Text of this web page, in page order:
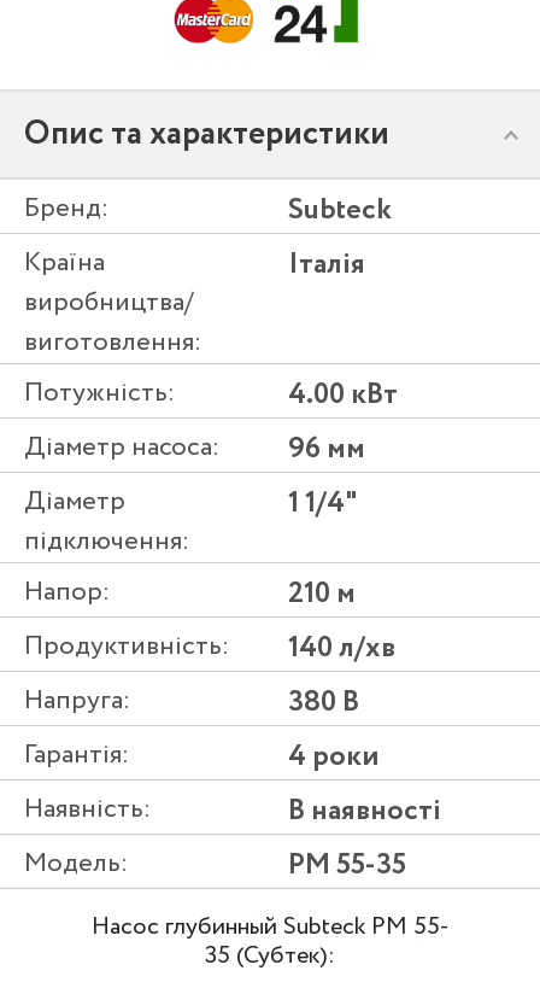
Опис та характеристики
Бренд: Subteck
Країна
виробництва/
виготовлення:
Італія
Потужність: 4.00 кВт
Діаметр насоса: 96 мм
Діаметр
підключення:
1 1/4"
Напор: 210 м
Продуктивність: 140 л/хв
Напруга: 380 В
Гарантія: 4 роки
Наявність: В наявності
Модель: PM 55-35
Насос глубинный Subteck PM 55-
35 (Субтек):